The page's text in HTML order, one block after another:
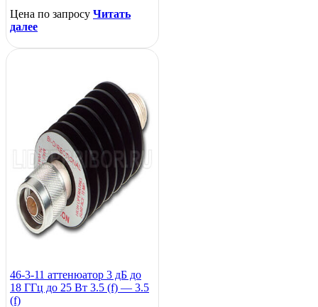
Цена по запросу Читать
далее
46-3-11 аттенюатор 3 дБ до
18 ГГц до 25 Вт 3.5 (f) — 3.5
(f)